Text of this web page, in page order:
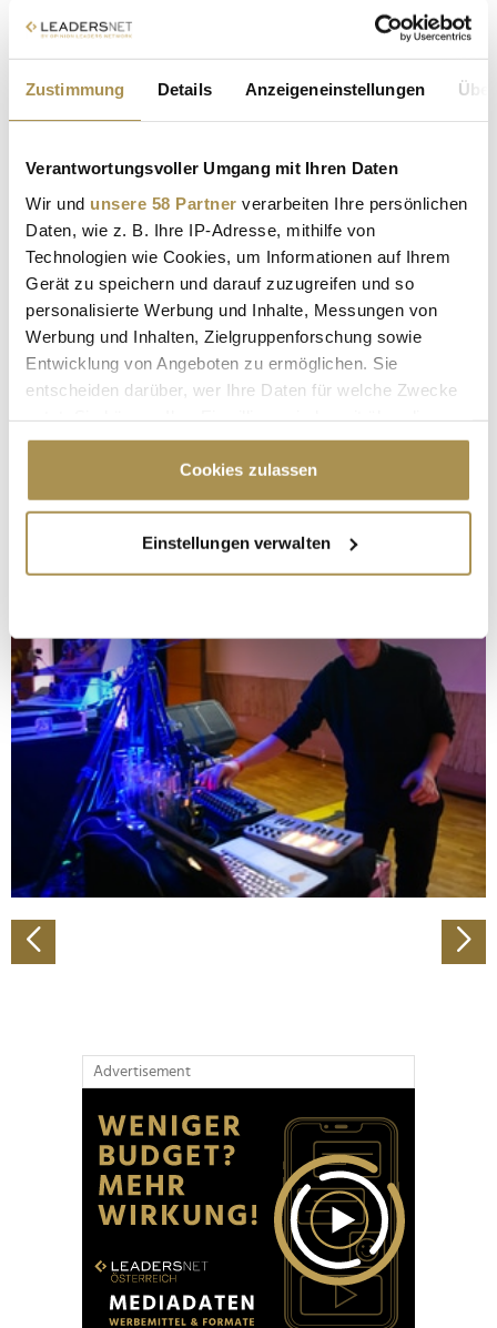
Zustimmung Details Anzeigeneinstellungen
Verantwortungsvoller Umgang mit Ihren Daten
Wir und unsere 58 Partner verarbeiten Ihre persönlichen
Daten, wie z. B. Ihre IP-Adresse, mithilfe von
Technologien wie Cookies, um Informationen auf Ihrem
Gerät zu speichern und darauf zuzugreifen und so
personalisierte Werbung und Inhalte, Messungen von
Werbung und Inhalten, Zielgruppenforschung sowie
Entwicklung von Angeboten zu ermöglichen. Sie
entscheiden darüber, wer Ihre Daten für welche Zwecke
Cookie-Erklärung oder durch Klicken auf das Privacy
Trigger Symbol ändern oder widerrufen
Informationen über Ihre geografische Lage
erfassen, welche bis auf einige Meter genau sein
bestimmten Merkmalen (Fingerprinting) identifizieren
Erfahren Sie mehr darüber, wie Ihre persönlichen Daten
verarbeitet werden, und legen Sie Ihre Präferenzen im
Abschnitt Einzelheitenfest.
Wir verwenden Cookies, um Inhalte und Anzeigen zu
personalisieren, Funktionen für soziale Medien anbieten
zu können und die Zugriffe auf unsere Website zu
analysieren. Außerdem geben wir Informationen zu Ihrer
Verwendung unserer Website an unsere Partner für
soziale Medien, Werbung und Analysen weiter. Unsere
Partner führen diese Informationen möglicherweise mit
Cookies zulassen
Einstellungen verwalten
Advertisement